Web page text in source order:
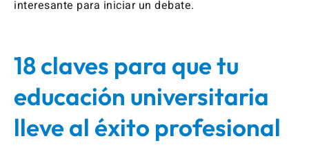
interesante para iniciar un debate.
18 claves para que tu
educación universitaria
lleve al éxito profesional